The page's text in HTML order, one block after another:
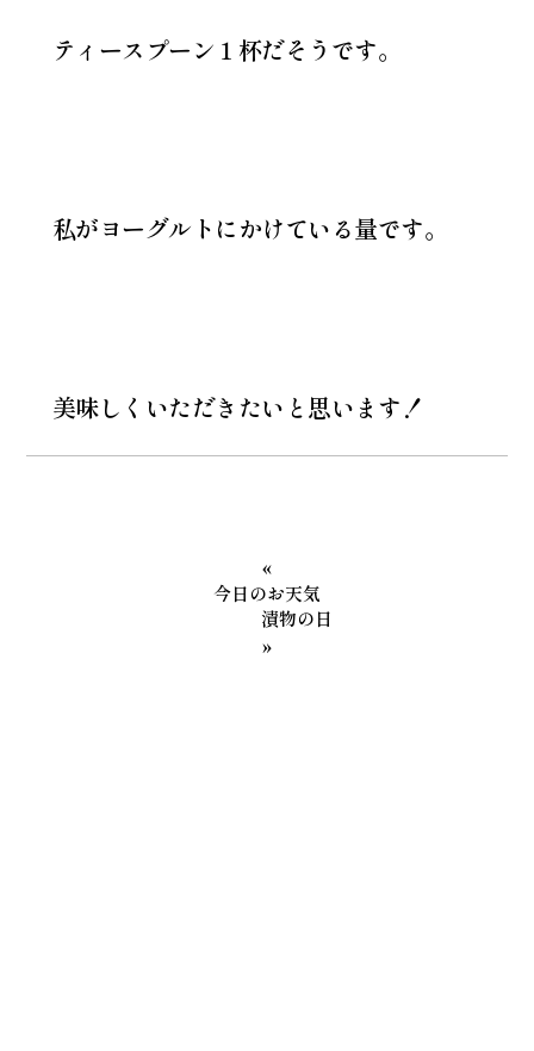
ティースプーン１杯だそうです。
私がヨーグルトにかけている量です。
美味しくいただきたいと思います！
«
今日のお天気
漬物の日
»